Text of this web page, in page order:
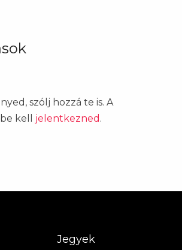
szólj hozzá te is. A
kell jelentkezned .
Jegyek